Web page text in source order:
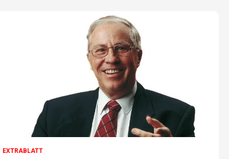
EXTRABLATT